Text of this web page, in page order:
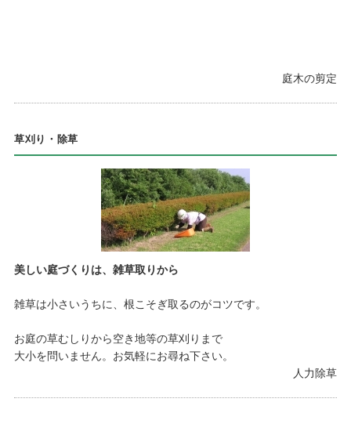
庭木の剪定
草刈り・除草
美しい庭づくりは、雑草取りから
雑草は小さいうちに、根こそぎ取るのがコツです。
お庭の草むしりから空き地等の草刈りまで
大小を問いません。お気軽にお尋ね下さい。
人力除草